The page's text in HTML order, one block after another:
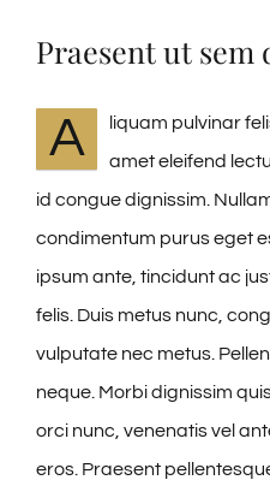
Contact
Praesent ut sem
A
liquam pulvinar
amet eleifend
id congue dignissim.
condimentum purus eget
ipsum ante, tincidunt ac
felis. Duis metus nunc,
vulputate nec metus.
neque. Morbi dignissim
orci nunc, venenatis vel
eros. Praesent